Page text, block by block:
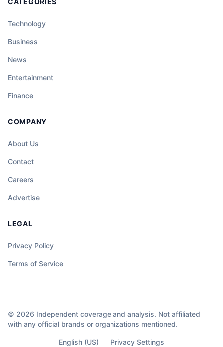
CATEGORIES
Technology
Business
News
Entertainment
Finance
COMPANY
About Us
Contact
Careers
Advertise
LEGAL
Privacy Policy
Terms of Service
© 2026 Independent coverage and analysis. Not affiliated
with any official brands or organizations mentioned.
English (US) Privacy Settings